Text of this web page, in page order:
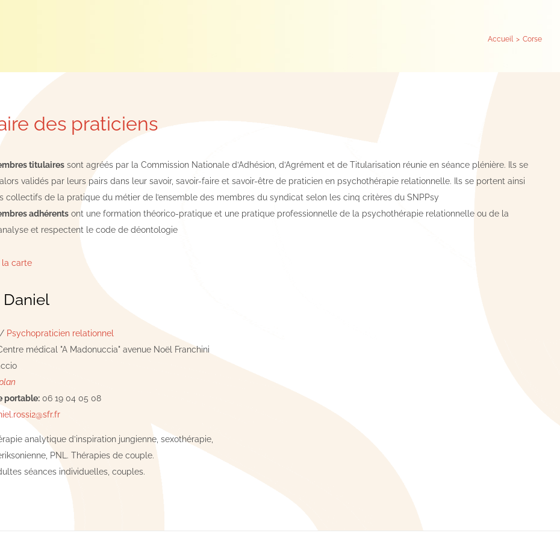
Accueil Corse
des praticiens
titulaires sont agréés par la Commission Nationale d’Adhésion, d’Agrément et de Titularisation réunie en séance plénière. Ils se
validés par leurs pairs dans leur savoir, savoir-faire et savoir-être de praticien en psychothérapie relationnelle. Ils se portent ainsi
collectifs de la pratique du métier de l’ensemble des membres du syndicat selon les cinq critères du SNPPsy
adhérents ont une formation théorico-pratique et une pratique professionnelle de la psychothérapie relationnelle ou de la
et respectent le code de déontologie
la carte
Daniel
/ Psychopraticien relationnel
médical "A Madonuccia" avenue Noël Franchini
portable:06 19 04 05 08
analytique d’inspiration jungienne, sexothérapie,
PNL. Thérapies de couple.
séances individuelles, couples.